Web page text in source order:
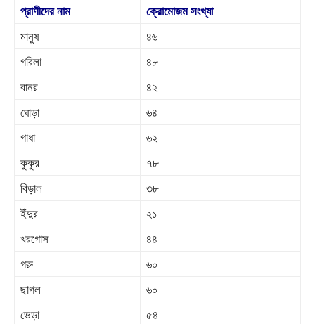
প্রাণীদের নাম
ক্রোমোজম সংখ্যা
মানুষ
৪৬
গরিলা
৪৮
বানর
৪২
ঘোড়া
৬৪
গাধা
৬২
কুকুর
৭৮
বিড়াল
৩৮
ইঁদুর
২১
খরগোস
৪৪
গরু
৬০
ছাগল
৬০
ভেড়া
৫৪